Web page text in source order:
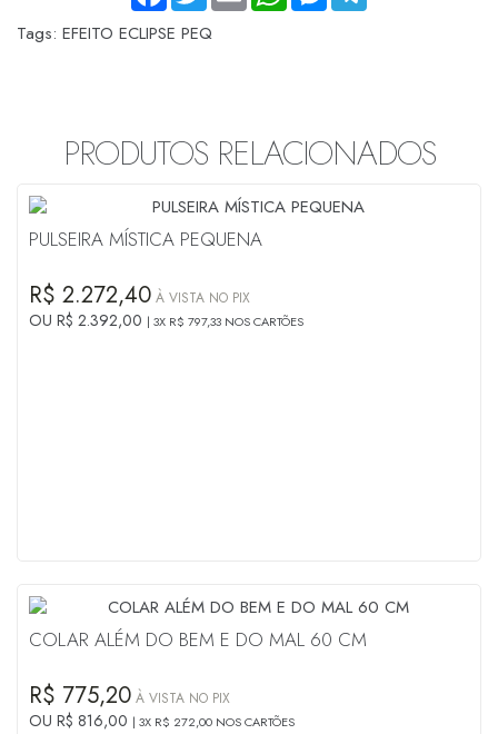
Tags: EFEITO ECLIPSE PEQ
PRODUTOS RELACIONADOS
PULSEIRA MÍSTICA PEQUENA
R$ 2.272,40 À VISTA NO PIX
OU R$ 2.392,00 3X R$ 797,33 NOS CARTÕES
COLAR ALÉM DO BEM E DO MAL 60 CM
R$ 775,20 À VISTA NO PIX
OU R$ 816,00 3X R$ 272,00 NOS CARTÕES